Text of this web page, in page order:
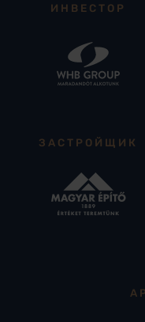
ИНВЕСТОР
ЗАСТРОЙЩИК